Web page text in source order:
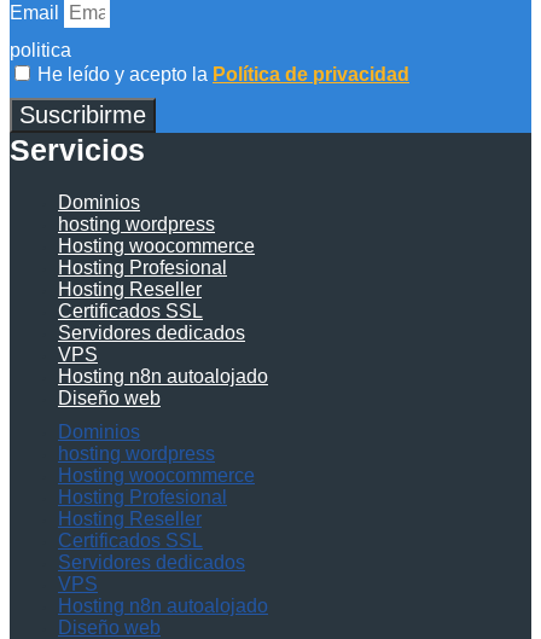
Email
politica
He leído y acepto la Política de privacidad
Suscribirme
Servicios
Dominios
hosting wordpress
Hosting woocommerce
Hosting Profesional
Hosting Reseller
Certificados SSL
Servidores dedicados
VPS
Hosting n8n autoalojado
Diseño web
Dominios
hosting wordpress
Hosting woocommerce
Hosting Profesional
Hosting Reseller
Certificados SSL
Servidores dedicados
VPS
Hosting n8n autoalojado
Diseño web